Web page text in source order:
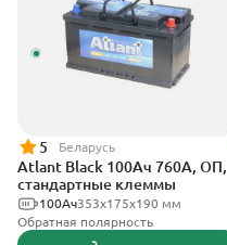
5 Беларусь
Atlant Black 100Ач 760А, ОП,
стандартные клеммы
353х175х190 мм
100Ач
Обратная полярность